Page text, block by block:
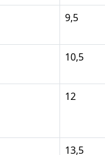
9,5
10,5
12
13,5